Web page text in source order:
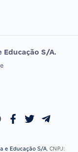
ORDEM
OAB
Educação S/A.
e Educação S/A, CNPJ: